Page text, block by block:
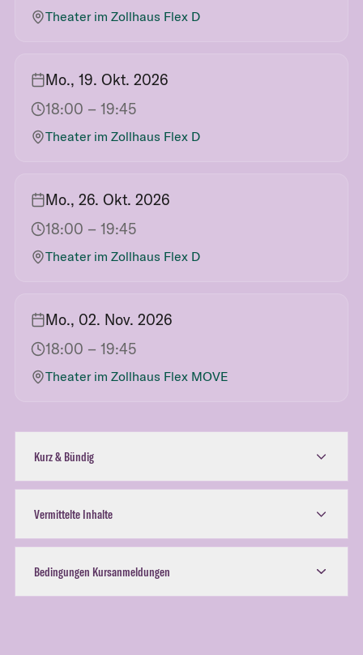
Theater im Zollhaus Flex D
Mo., 19. Okt. 2026
18:00 – 19:45
Theater im Zollhaus Flex D
Mo., 26. Okt. 2026
18:00 – 19:45
Theater im Zollhaus Flex D
Mo., 02. Nov. 2026
18:00 – 19:45
Theater im Zollhaus Flex MOVE
Kurz & Bündig
Vermittelte Inhalte
Bedingungen Kursanmeldungen